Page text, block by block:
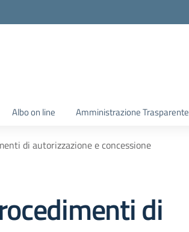
Albo on line Amministrazione Trasparente
di autorizzazione e concessione
di